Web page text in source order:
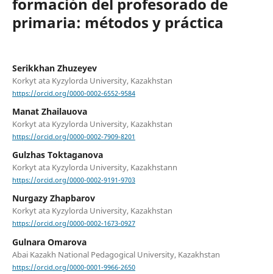
primaria: métodos y práctica
Serikkhan Zhuzeyev
Korkyt ata Kyzylorda University, Kazakhstan
https://orcid.org/0000-0002-6552-9584
Manat Zhailauova
Korkyt ata Kyzylorda University, Kazakhstan
https://orcid.org/0000-0002-7909-8201
Gulzhas Toktaganova
Korkyt ata Kyzylorda University, Kazakhstann
https://orcid.org/0000-0002-9191-9703
Nurgazy Zhapbarov
Korkyt ata Kyzylorda University, Kazakhstan
https://orcid.org/0000-0002-1673-0927
Gulnara Omarova
Abai Kazakh National Pedagogical University, Kazakhstan
https://orcid.org/0000-0001-9966-2650